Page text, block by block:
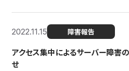
2022.11.15 障害報告
アクセス集中によるサーバー障害
せ